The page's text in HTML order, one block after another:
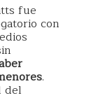
fue
con
.
del